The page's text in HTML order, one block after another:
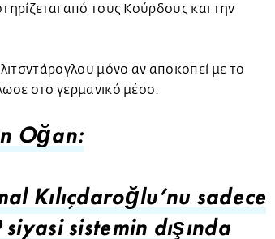
από τους Κούρδους και την
μόνο αν αποκοπεί με το
στο γερμανικό μέσο.
Oğan:
Kılıçdaroğlu'nu sadece
siyasi sistemin dışında